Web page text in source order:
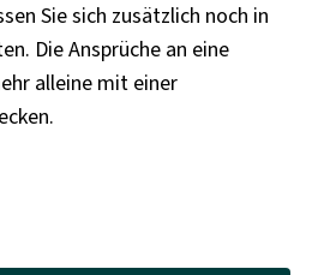
Sie sich zusätzlich noch in
Die Ansprüche an eine
alleine mit einer